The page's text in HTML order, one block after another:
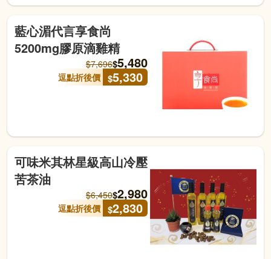
藍心湄代言享食尚
5200mg膠原滴雞精
$7,696$5,480
逗點折後價 $5,330
可味米其林星級高山冷壓
苦茶油
$6,450$2,980
逗點折後價 $2,830